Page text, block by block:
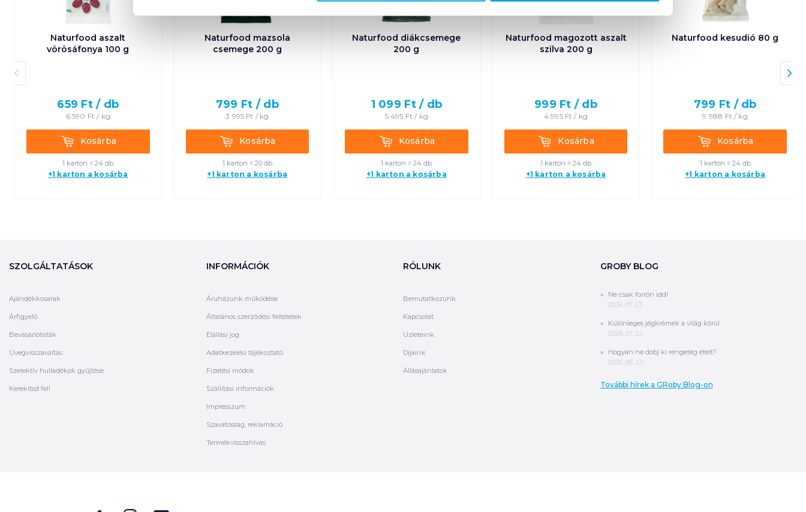
Naturfood aszalt
vörösáfonya 100 g
659 Ft / db
6 590 Ft / kg
KosárbaKosárba
1 karton = 24 db
+1 karton a kosárba
Naturfood mazsola
csemege 200 g
799 Ft / db
3 995 Ft / kg
KosárbaKosárba
1 karton = 20 db
+1 karton a kosárba
Naturfood diákcsemege
200 g
1 099 Ft / db
5 495 Ft / kg
KosárbaKosárba
1 karton = 24 db
+1 karton a kosárba
Naturfood magozott aszalt
szilva 200 g
999 Ft / db
4 995Ft / kg
KosárbaKosárba
1 karton = 24 db
+1 karton a kosárba
Naturfood kesudió 80 g
799 Ft / db
9 988 Ft / kg
KosárbaKosárba
1 karton = 24 db
+1 karton a kosárba
SZOLGÁLTATÁSOK
Ajándékkosarak
Árfigyelő
Bevásárlólisták
Üvegvisszaváltás
Szelektív hulladékok gyűjtése
Kerekítsd fel!
INFORMÁCIÓK
Áruházunk működése
Általános szerződési feltételek
Elállási jog
Adatkezelési tájékoztató
Fizetési módok
Szállítási információk
Impresszum
Szavatosság, reklamáció
Termékvisszahívás
RÓLUNK
Bemutatkozunk
Kapcsolat
Üzleteink
Díjaink
Állásajánlatok
GROBY BLOG
Ne csak forrón idd!
2026. 07. 23.
Különleges jégkrémek a világ körül
2026. 07. 22.
Hogyan ne dobj ki rengeteg ételt?
2026. 06. 23.
További hírek a GRoby Blog-on